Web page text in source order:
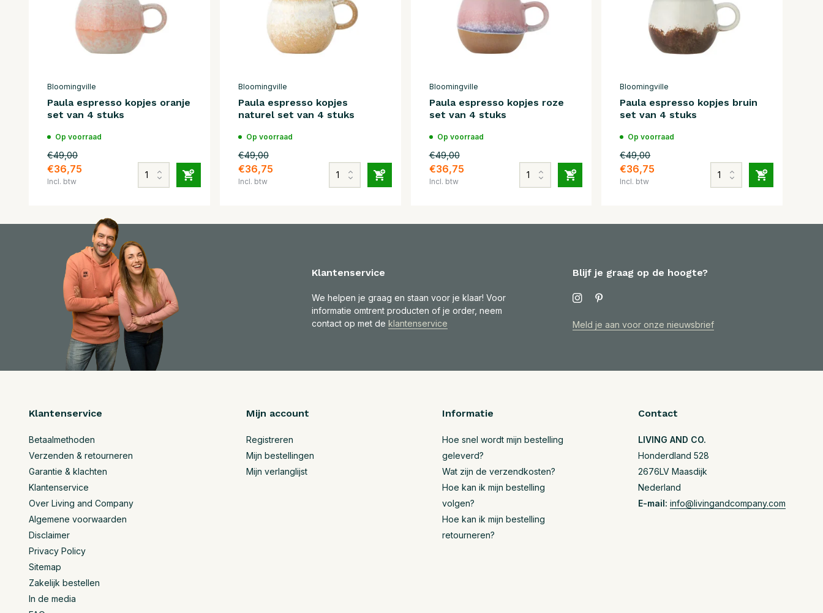
Bloomingville
Paula espresso kopjes oranje
set van 4 stuks
Op voorraad
€49,00
€36,75
Incl. btw
Bloomingville
Paula espresso kopjes
naturel set van 4 stuks
Op voorraad
€49,00
€36,75
Incl. btw
Bloomingville
Paula espresso kopjes roze
set van 4 stuks
Op voorraad
€49,00
€36,75
Incl. btw
Bloomingville
Paula espresso kopjes bruin
set van 4 stuks
Op voorraad
€49,00
€36,75
Incl. btw
Klantenservice
We helpen je graag en staan voor je klaar! Voor
informatie omtrent producten of je order, neem
contact op met de klantenservice
Blijf je graag op de hoogte?
Meld je aan voor onze nieuwsbrief
Klantenservice
Betaalmethoden
Verzenden & retourneren
Garantie & klachten
Klantenservice
Over Living and Company
Algemene voorwaarden
Disclaimer
Privacy Policy
Sitemap
Zakelijk bestellen
In de media
Mijn account
Registreren
Mijn bestellingen
Mijn verlanglijst
Informatie
Hoe snel wordt mijn bestelling
geleverd?
Wat zijn de verzendkosten?
Hoe kan ik mijn bestelling
volgen?
Hoe kan ik mijn bestelling
retourneren?
Contact
LIVING AND CO.
Honderdland 528
2676LV Maasdijk
Nederland
E-mail: info@livingandcompany.com